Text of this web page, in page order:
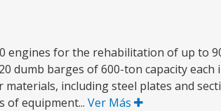
engines for the rehabilitation of up to
dumb barges of 600-ton capacity
including steel plates and
of equipment... Ver Más